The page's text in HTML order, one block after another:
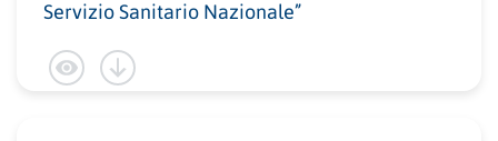
Servizio Sanitario Nazionale”